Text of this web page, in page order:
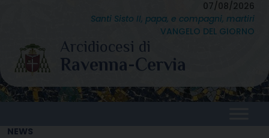
content
07/08/2026
Santi Sisto II, papa, e compagni, martiri
VANGELO DEL GIORNO
NEWS